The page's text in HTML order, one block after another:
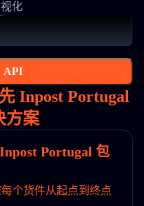
化
API
Inpost Portugal
方案
Portugal 包
个货件从起点到终点